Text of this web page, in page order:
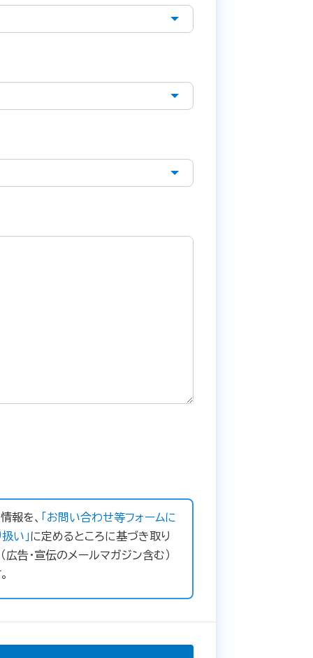
報を、
「お問い合わせ等フォームに
い」に定めるところに基づき取り
広告・宣伝のメールマガジン含む）